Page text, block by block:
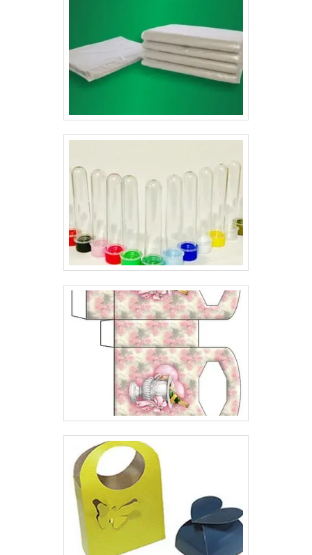
necessitam de muita sofisticação, mas exigem
qualidade e valor unitário baixo. As cartelas para as
gôndolas podem ser produzidas com papel, duplex,
triplex, couchê e pode ser produzido em diversas